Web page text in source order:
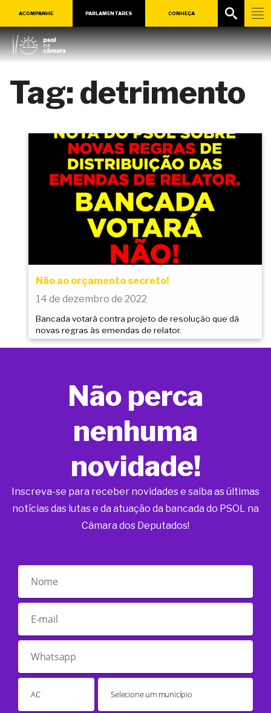
ACOMPANHE PARLAMENTARES CONHEÇA
Tag:detrimento
Não ao orçamento secreto!
14 de dezembro de 2022
Bancada votará contra projeto de resolução que dá
novas regras às emendas de relator.
Não perca
nenhuma
novidade!
Inscreva-se para receber novidades e saiba as últimas
notícias das lutas e da atuação da bancada do PSOL na
Câmara dos Deputados!